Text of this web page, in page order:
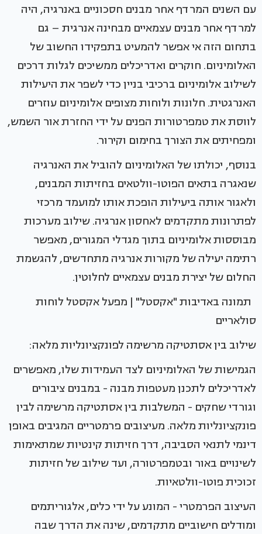
עם השנים המרדף אחר מבנים חסכוניים באנרגיה, היה
למרדף אחר מבנים עצמאיים מבחינה אנרגית – גם
בתחום הזה אי אפשר להמעיט בתפקידו החשוב של
האלומיניום. חוקרים ואדריכלים ממשיכים לגלות דרכים
לשילוב אלומיניום ברכיבי בניין כדי לשפר את היעילות
האנרגטית. חלונות ולוחות מצופים אלומיניום עוזרים
לווסת את טמפרטורות הפנים על ידי החזרת אור השמש,
ומפחיתים את הצורך בחימום וקירור.
בנוסף, יכולתו של האלומיניום להוביל את האנרגיה
שנאגרה בתאים הפוטו-וולטאים בחזיתות המבנים,
ולאגור אותה ביעילות הופכת אותו למועמד מרכזי
לפתרונות מתקדמים לאחסון אנרגיה. שילוב מערכות
מבוססות אלומיניום בתוך מגדלי המגורים, מאפשר
רתימה יעילה של מקורות אנרגיה מתחדשים, להגשמת
החלום של יצירת מבנים עצמאיים לחלוטין.
תמונה באדיבות "אקסטל" | מפעל אקסטל לוחות
סולאריים
שילוב בין אסתטיקה מרשימה לפונקציונליות מלאה:
הגמישות של האלומיניום לצד העמידות שלו, מאפשרים
לאדריכלים לתכנן מעטפות מבנה - במבנים ציבורים
וגורדי שחקים - המשלבות בין אסתטיקה מרשימה לבין
פונקציונליות מלאה. מעיצובים פרמטריים המגיבים באופן
דינמי לתנאי הסביבה, דרך חזיתות קינטיות שמתאימות
לשינויים באור ובטמפרטורה, ועד שילוב של חזיתות
זכוכית פוטו-וולטאיות.
העיצוב הפרמטרי - המונע על ידי כלים, אלגוריתמים
ומודלים חישוביים מתקדמים, שינה את הדרך שבה